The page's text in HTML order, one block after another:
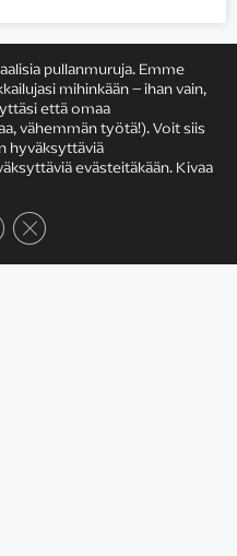
KIRJAILIJAN TYÖ
pullanmuruja. Emme
mihinkään – ihan vain,
että omaa
vähemmän työtä!). Voit siis
hyväksyttäviä
evästeitäkään. Kivaa
Sulje evästebanneri